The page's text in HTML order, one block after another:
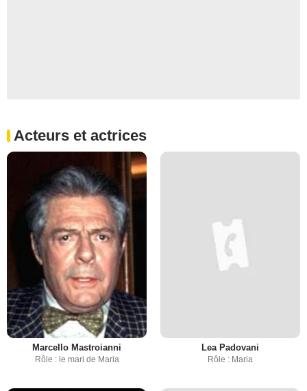
Acteurs et actrices
Marcello Mastroianni
Rôle : le mari de Maria
Lea Padovani
Rôle : Maria